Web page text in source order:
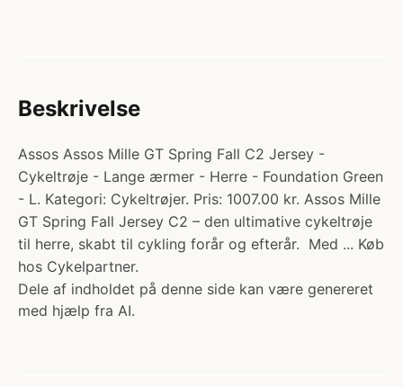
Beskrivelse
Assos Assos Mille GT Spring Fall C2 Jersey -
Cykeltrøje - Lange ærmer - Herre - Foundation Green
- L. Kategori: Cykeltrøjer. Pris: 1007.00 kr. Assos Mille
GT Spring Fall Jersey C2 – den ultimative cykeltrøje
til herre, skabt til cykling forår og efterår. Med ... Køb
hos Cykelpartner.
Dele af indholdet på denne side kan være genereret
med hjælp fra AI.